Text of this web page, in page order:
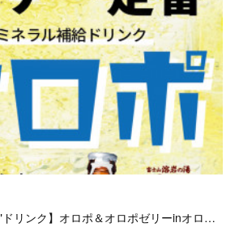
ドリンク】オロポ＆オロポゼリーinオロ…